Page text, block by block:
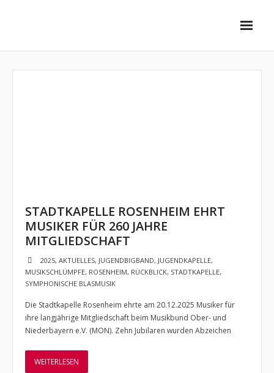
- - Vorstellung
- - Dirigent
- - Musiker
- - Vorstellung
STADTKAPELLE ROSENHEIM EHRT
MUSIKER FÜR 260 JAHRE
MITGLIEDSCHAFT
2025,AKTUELLES, JUGENDBIGBAND, JUGENDKAPELLE,
MUSIKSCHLÜMPFE, ROSENHEIM, RÜCKBLICK, STADTKAPELLE,
SYMPHONISCHE BLASMUSIK
Die Stadtkapelle Rosenheim ehrte am 20.12.2025 Musiker für
ihre langjährige Mitgliedschaft beim Musikbund Ober- und
Niederbayern e.V. (MON). Zehn Jubilaren wurden Abzeichen
WEITERLESEN